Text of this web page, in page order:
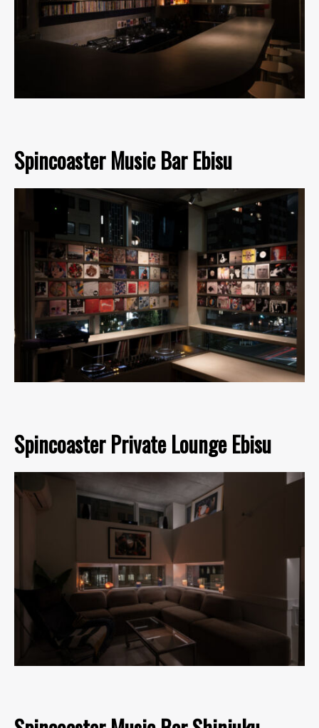
Spincoaster Music Bar Ebisu
Spincoaster Private Lounge Ebisu